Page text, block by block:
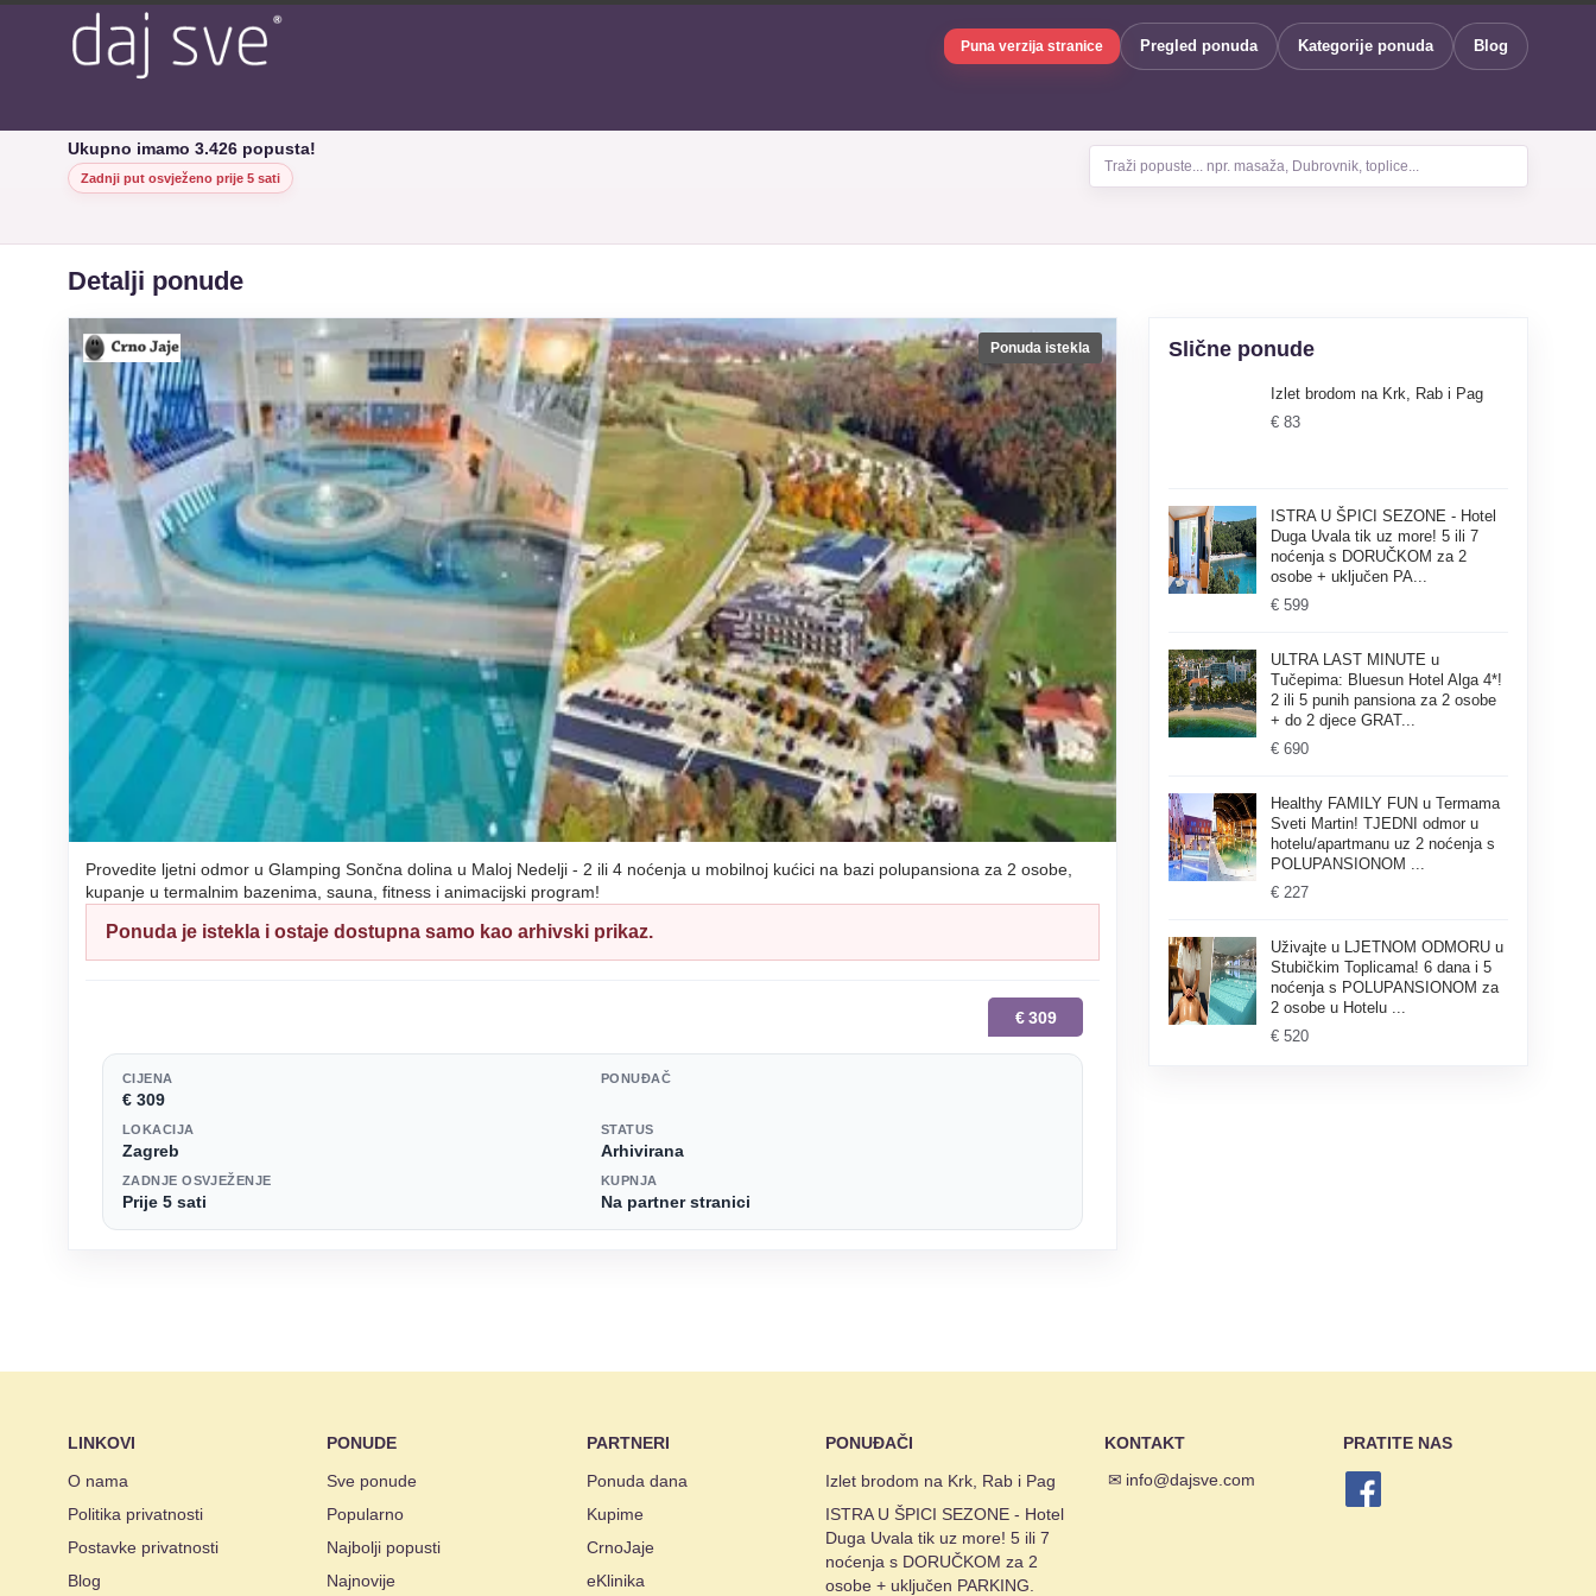
Puna verzija stranice Pregled ponuda Kategorije ponuda Blog
Ukupno imamo 3.426 popusta!
Zadnji put osvježeno prije 5 sati
Traži popuste... npr. masaža, Dubrovnik, toplice...
Detalji ponude
Ponuda istekla
Provedite ljetni odmor u Glamping Sončna dolina u Maloj Nedelji - 2 ili 4 noćenja u mobilnoj kućici na bazi polupansiona za 2 osobe,
kupanje u termalnim bazenima, sauna, fitness i animacijski program!
Ponuda je istekla i ostaje dostupna samo kao arhivski prikaz.
€ 309
CIJENA
€ 309
PONUĐAČ
LOKACIJA
Zagreb
STATUS
Arhivirana
ZADNJE OSVJEŽENJE
Prije 5 sati
KUPNJA
Na partner stranici
Slične ponude
Izlet brodom na Krk, Rab i Pag
€ 83
ISTRA U ŠPICI SEZONE - Hotel
Duga Uvala tik uz more! 5 ili 7
noćenja s DORUČKOM za 2
osobe + uključen PA...
€ 599
ULTRA LAST MINUTE u
Tučepima: Bluesun Hotel Alga 4*!
2 ili 5 punih pansiona za 2 osobe
+ do 2 djece GRAT...
€ 690
Healthy FAMILY FUN u Termama
Sveti Martin! TJEDNI odmor u
hotelu/apartmanu uz 2 noćenja s
POLUPANSIONOM ...
€ 227
Uživajte u LJETNOM ODMORU u
Stubičkim Toplicama! 6 dana i 5
noćenja s POLUPANSIONOM za
2 osobe u Hotelu ...
€ 520
LINKOVI
O nama
Politika privatnosti
Postavke privatnosti
Blog
PONUDE
Sve ponude
Popularno
Najbolji popusti
Najnovije
PARTNERI
Ponuda dana
Kupime
CrnoJaje
eKlinika
PONUĐAČI
Izlet brodom na Krk, Rab i Pag
ISTRA U ŠPICI SEZONE - Hotel
Duga Uvala tik uz more! 5 ili 7
noćenja s DORUČKOM za 2
osobe + uključen PARKING.
KONTAKT
✉ info@dajsve.com
PRATITE NAS